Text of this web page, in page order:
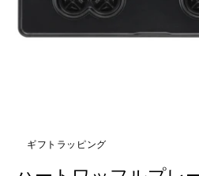
ギフトラッピング